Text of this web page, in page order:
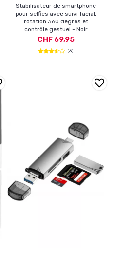
Stabilisateur de smartphone
pour selfies avec suivi facial,
rotation 360 degrés et
contrôle gestuel - Noir
CHF 69,95
(3)